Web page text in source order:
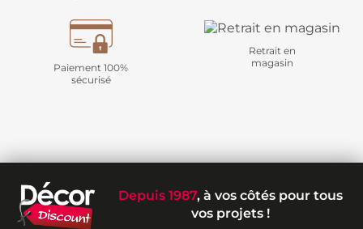
Paiement 100%
sécurisé
Retrait en
magasin
Depuis 1987, à vos côtés pour tous
vos projets !